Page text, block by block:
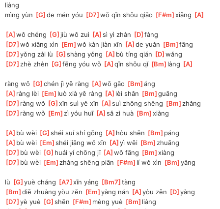
liàng
mìng yùn [G ]
de mén yóu [D7 ]
wǒ qīn shǒu qiāo [F#m ]
xiǎng [A
[A ]
wǒ chéng [G ]jiù wǒ zuì [A ]
sì yì zhàn [D ]
fàng
[D7 ]
wǒ xiāng xìn [Em ]
wǒ kàn jiàn xīn [A ]
de yuǎn [Bm ]
fāng
[D7 ]
yǒng zài lù [G ]
shàng yǒng [A ]bù tíng qián [D ]
wǎng
[D7 ]zhè zhèn [G ]
fēng yóu wǒ [A ]
qīn shǒu qǐ [Bm ]làng [A
ràng wǒ [G ]
chén jì yě ràng [A ]
wǒ gāo [Bm ]
áng
[A ]ràng lèi [Em ]luò xià yě ràng [A ]lèi shǎn [Bm ]
guāng
[D7 ]ràng wǒ [G ]
xīn suì yě xīn [A ]
suì zhōng shēng [Bm ]zhǎng
[D7 ]ràng wǒ [Em ]zì yóu huī [A ]
sǎ zì huà [Bm ]
xiàng
[A ]bù wèi [G ]
shéi suí shí gōng [A ]hòu shēn [Bm ]páng
[A ]bù wèi [Em ]
shéi jiāng wǒ xīn [A ]
yì wěi [Bm ]zhuāng
[D7 ]bù wèi [G ]huái yí chōng jī [A ]
wǒ fāng [Bm ]
xiàng
[D7 ]bù wèi [Em ]zhǎng shēng piān [F#m ]lí wǒ xìn [Bm ]
yǎng
lù [G ]
yuè cháng [A7 ]
xīn yáng [Bm7 ]tàng
[Bm ]
diē zhuàng yòu zěn [Em ]
yàng nán [A ]
yòu zěn [D ]
yàng
[D7 ]
yè yuè [G ]
shēn [F#m ]mèng yuè [Bm ]liàng